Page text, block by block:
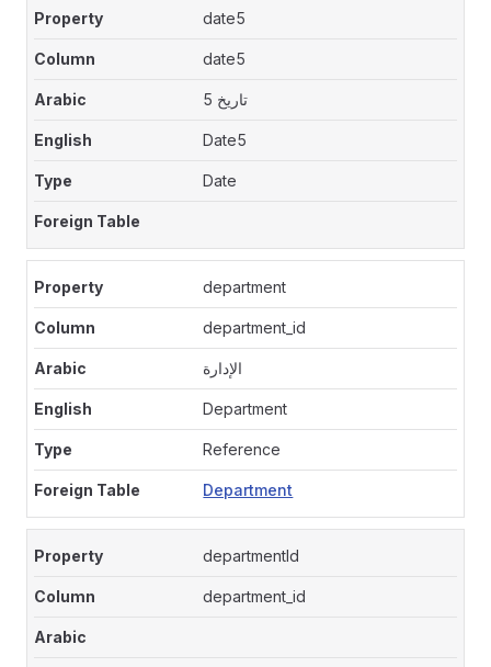
date5
date5
تاريخ 5
Date5
Date
department
department_id
الإدارة
Department
Reference
Department
departmentId
department_id